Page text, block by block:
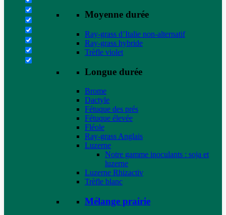
Moyenne durée
Ray-grass d’Italie non-alternatif
Ray-grass hybride
Trèfle violet
Longue durée
Brome
Dactyle
Fétuque des prés
Fétuque élevée
Fléole
Ray-grass Anglais
Luzerne
Notre gamme inoculants : soja et
luzerne
Luzerne Rhizactiv
Trèfle blanc
Mélange prairie